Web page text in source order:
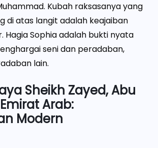
Kubah raksasanya yang
di atas langit adalah keajaiban
Hagia Sophia adalah bukti nyata
seni dan peradaban,
lain.
Sheikh Zayed, Abu
Arab:
Modern